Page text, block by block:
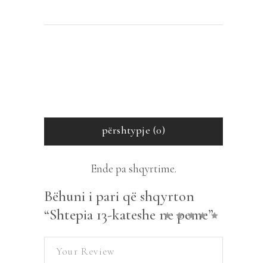
përshtypje (0)
Ende pa shqyrtime.
Bëhuni i pari që shqyrton
“Shtepia 13-kateshe ne peme”